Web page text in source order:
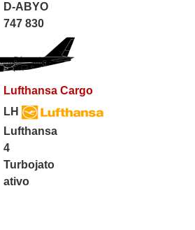
D-ABYO
747 830
Lufthansa Cargo
LH
Lufthansa
4
Turbojato
ativo